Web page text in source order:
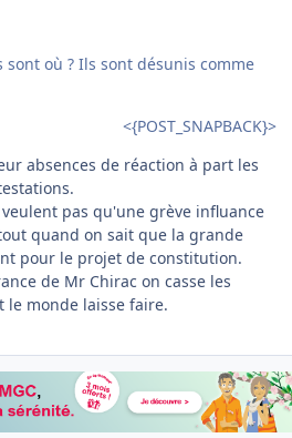
sont où ? Ils sont désunis comme
<{POST_SNAPBACK}>
absences de réaction à part les
pas qu'une grève influance
quand on sait que la grande
pour le projet de constitution.
de Mr Chirac on casse les
le monde laisse faire.